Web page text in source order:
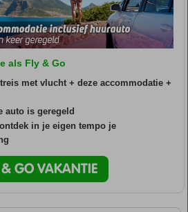
als Fly & Go
met vlucht + deze accommodatie +
auto is geregeld
in je eigen tempo je
& GO VAKANTIE